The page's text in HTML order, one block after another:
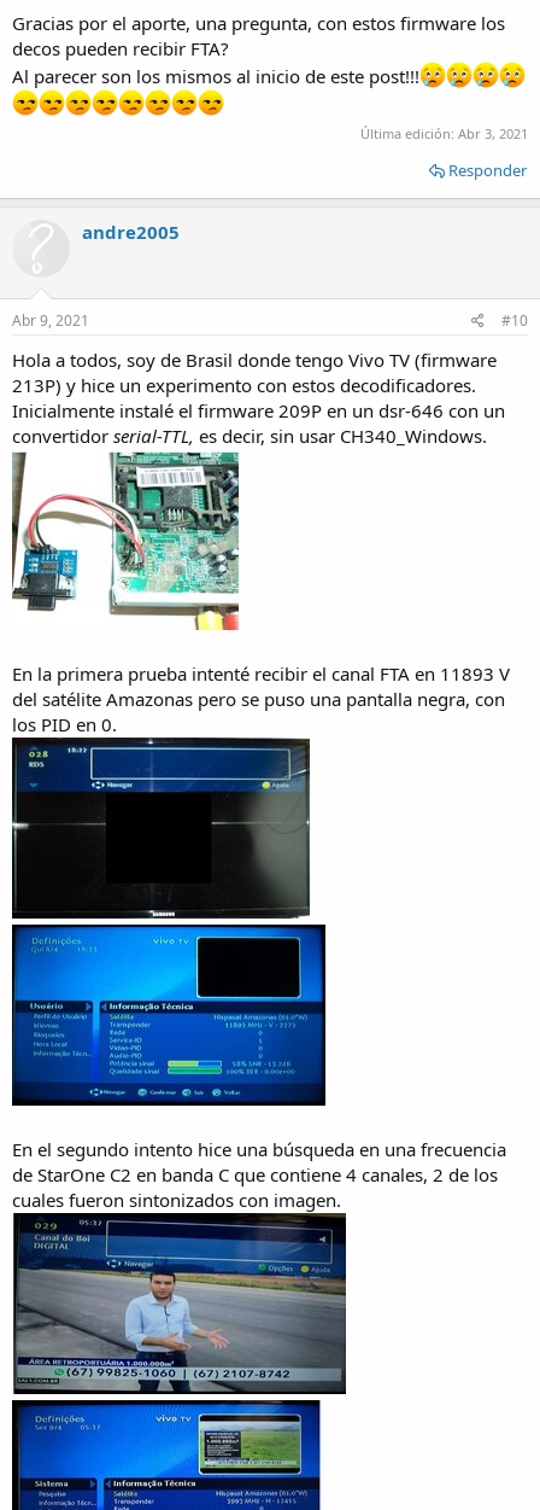
Gracias por el aporte, una pregunta, con estos firmware los
decos pueden recibir FTA?
Al parecer son los mismos al inicio de este post!!!
Última edición: Abr 3, 2021
Responder
andre2005
Abr 9, 2021 #10
Hola a todos, soy de Brasil donde tengo Vivo TV (firmware
213P) y hice un experimento con estos decodificadores.
Inicialmente instalé el firmware 209P en un dsr-646 con un
convertidor serial-TTL, es decir, sin usar CH340_Windows.
En la primera prueba intenté recibir el canal FTA en 11893 V
del satélite Amazonas pero se puso una pantalla negra, con
los PID en 0.
En el segundo intento hice una búsqueda en una frecuencia
de StarOne C2 en banda C que contiene 4 canales, 2 de los
cuales fueron sintonizados con imagen.